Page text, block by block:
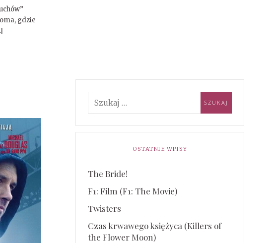
gdzie
OSTATNIE WPISY
The Bride!
F1: Film (F1: The Movie)
Twisters
Czas krwawego księżyca (Killers of
the Flower Moon)